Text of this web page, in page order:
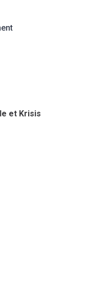
et Krisis